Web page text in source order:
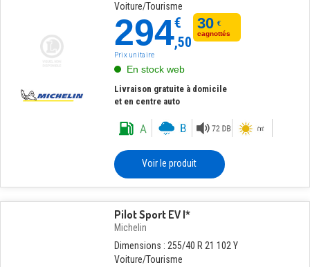
Voiture/Tourisme
294€
,50
30 €
cagnottés
Prix unitaire
En stock web
Livraison gratuite à domicile
et en centre auto
Voir le produit
Pilot Sport EV I*
Michelin
Dimensions : 255/40 R 21 102 Y
Voiture/Tourisme